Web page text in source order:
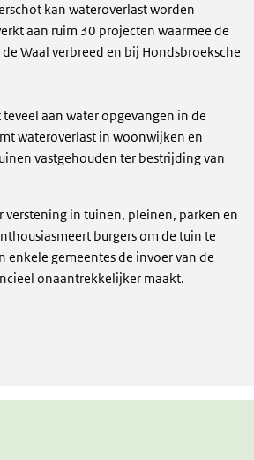
kan wateroverlast worden
link)
aan ruim 30 projecten waarmee de
Waal verbreed en bij Hondsbroeksche
aan water opgevangen in de
wateroverlast in woonwijken en
vastgehouden ter bestrijding van
in tuinen, pleinen, parken en
link)
burgers om de tuin te
gemeentes de invoer van de
onaantrekkelijker maakt.